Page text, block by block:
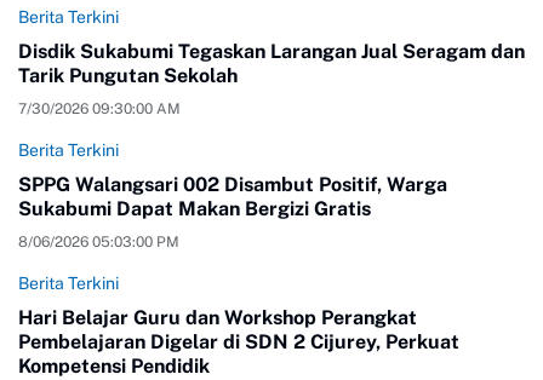
Berita Terkini
Disdik Sukabumi Tegaskan Larangan Jual Seragam dan
Tarik Pungutan Sekolah
7/30/2026 09:30:00 AM
Berita Terkini
SPPG Walangsari 002 Disambut Positif, Warga
Sukabumi Dapat Makan Bergizi Gratis
8/06/2026 05:03:00 PM
Berita Terkini
Hari Belajar Guru dan Workshop Perangkat
Pembelajaran Digelar di SDN 2 Cijurey, Perkuat
Kompetensi Pendidik